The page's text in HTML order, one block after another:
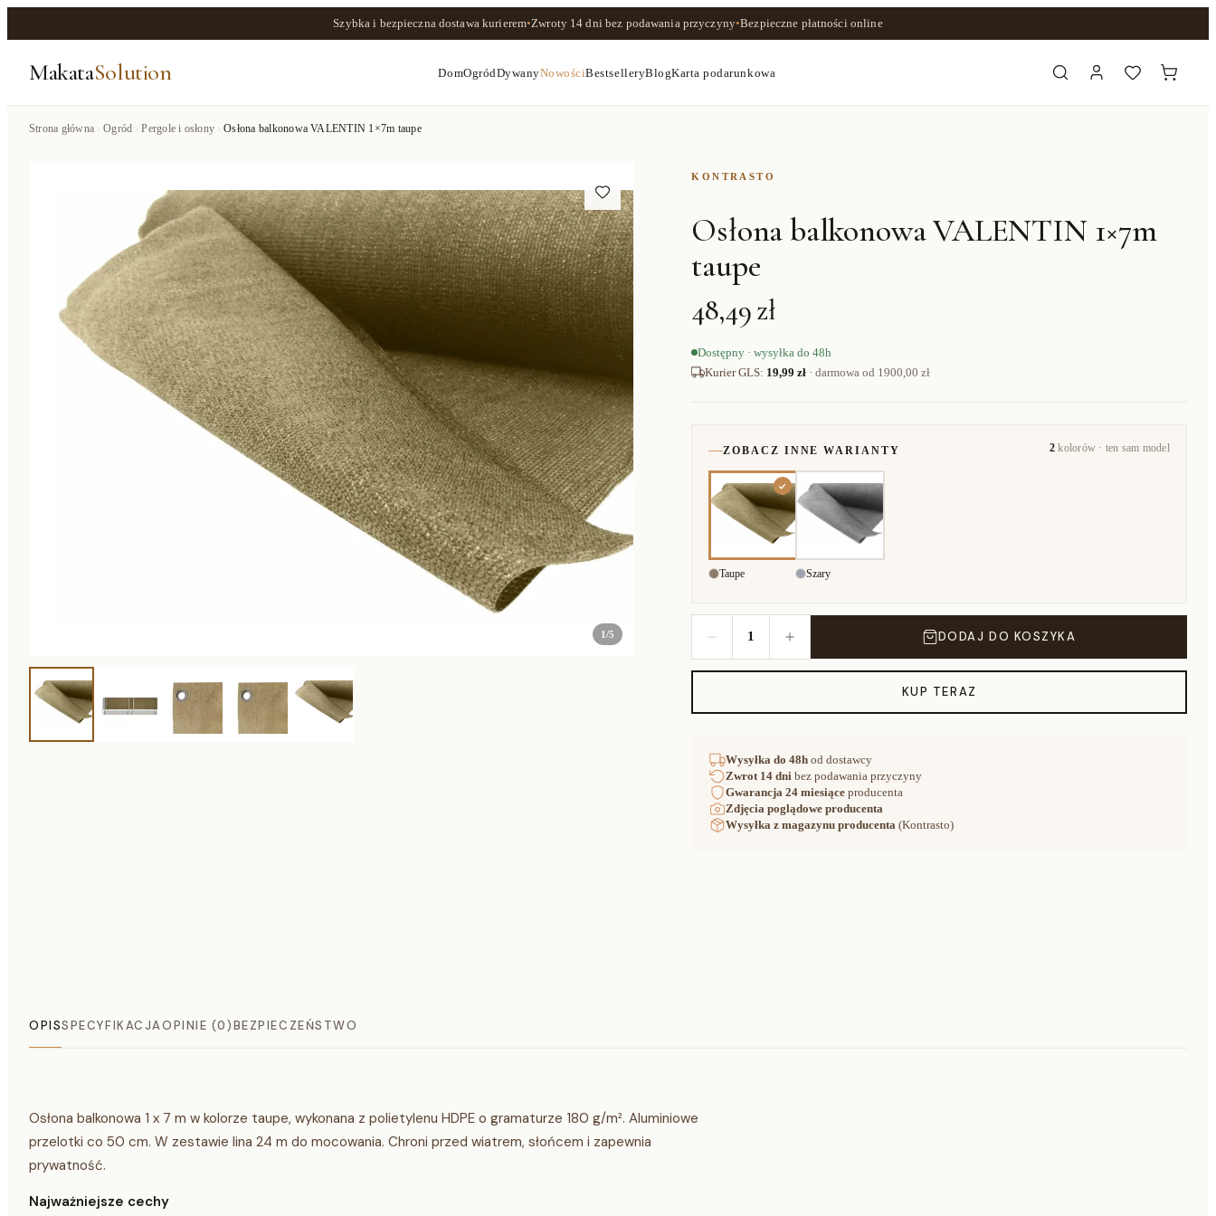
Szybka i bezpieczna dostawa kurierem•Zwroty 14 dnibez podawania przyczyny•Bezpieczne płatności online
MakataSolution DomOgródDywanyNowościBestselleryBlogKarta podarunkowa
Strona główna Ogród Pergole i osłony Osłona balkonowa VALENTIN 1×7m taupe
1/5
KONTRASTO
Osłona balkonowa VALENTIN 1×7m
taupe
48,49 zł
Dostępny · wysyłka do 48h
Kurier GLS: 19,99 zł · darmowa od 1900,00 zł
ZOBACZ INNE WARIANTY 2 kolorów · ten sam model
Taupe Szary
1 DODAJ DO KOSZYKA
KUP TERAZ
Wysyłkado 48h od dostawcy
Zwrot 14 dni bez podawania przyczyny
Gwarancja24 miesiące producenta
Zdjęcia poglądowe producenta
Wysyłka z magazynu producenta (Kontrasto)
OPISSPECYFIKACJAOPINIE (0)BEZPIECZEŃSTWO
Osłona balkonowa 1 x 7 m w kolorze taupe, wykonana z polietylenu HDPE o gramaturze 180 g/m². Aluminiowe
przelotki co 50 cm. W zestawie lina 24 m do mocowania. Chroni przed wiatrem, słońcem i zapewnia
prywatność.
Najważniejsze cechy